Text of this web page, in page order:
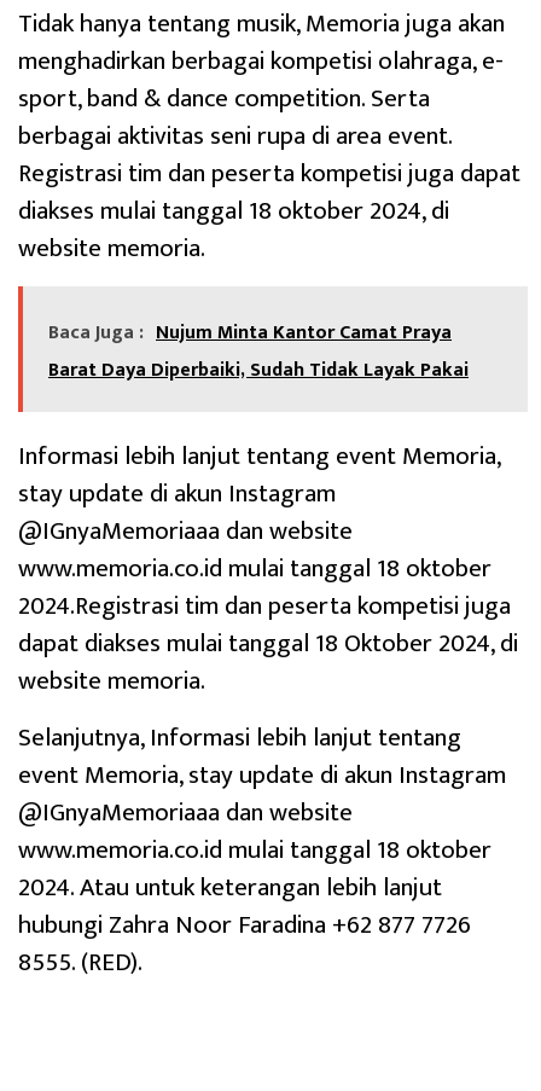
Tidak hanya tentang musik, Memoria juga akan
menghadirkan berbagai kompetisi olahraga, e-
sport, band & dance competition. Serta
berbagai aktivitas seni rupa di area event.
Registrasi tim dan peserta kompetisi juga dapat
diakses mulai tanggal 18 oktober 2024, di
website memoria.
Baca Juga : Nujum Minta Kantor Camat Praya
Barat Daya Diperbaiki, Sudah Tidak Layak Pakai
Informasi lebih lanjut tentang event Memoria,
stay update di akun Instagram
@IGnyaMemoriaaa dan website
www.memoria.co.id mulai tanggal 18 oktober
2024.Registrasi tim dan peserta kompetisi juga
dapat diakses mulai tanggal 18 Oktober 2024, di
website memoria.
Selanjutnya, Informasi lebih lanjut tentang
event Memoria, stay update di akun Instagram
@IGnyaMemoriaaa dan website
www.memoria.co.id mulai tanggal 18 oktober
2024. Atau untuk keterangan lebih lanjut
hubungi Zahra Noor Faradina +62 877 7726
8555. (RED).